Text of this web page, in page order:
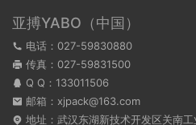
亚搏YABO（中国）
电话：027-59830880
传真：027-59831500
Q Q： 133011506
邮箱：xjpack@163.com
地址：武汉东湖新技术开发区关南